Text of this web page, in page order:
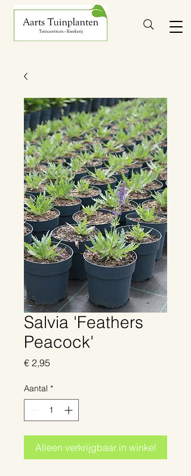
Salvia 'Feathers
Peacock'
€ 2,95
Aantal *
Alleen verkrijgbaar in winkel